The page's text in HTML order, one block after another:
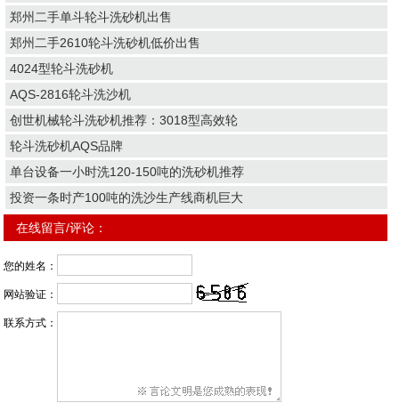
郑州二手单斗轮斗洗砂机出售
郑州二手2610轮斗洗砂机低价出售
4024型轮斗洗砂机
AQS-2816轮斗洗沙机
创世机械轮斗洗砂机推荐：3018型高效轮
轮斗洗砂机AQS品牌
单台设备一小时洗120-150吨的洗砂机推荐
投资一条时产100吨的洗沙生产线商机巨大
在线留言/评论：
您的姓名：
网站验证：
联系方式：